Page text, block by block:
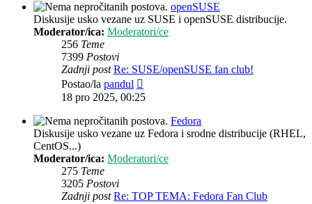
openSUSE
Diskusije usko vezane uz SUSE i openSUSE distribucije.
Moderator/ica: Moderatori/ce
256 Teme
7399 Postovi
Zadnji post Re: SUSE/openSUSE fan club!
Postao/la pandul
post
18 pro 2025, 00:25
Fedora
Diskusije usko vezane uz Fedora i srodne distribucije (RHEL,
CentOS...)
Moderator/ica: Moderatori/ce
275 Teme
3205 Postovi
Zadnji post Re: TOP TEMA: Fedora Fan Club